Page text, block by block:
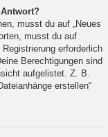
musst du auf „Neues
musst du auf
erforderlich
Berechtigungen sind
aufgelistet. Z. B.
erstellen“